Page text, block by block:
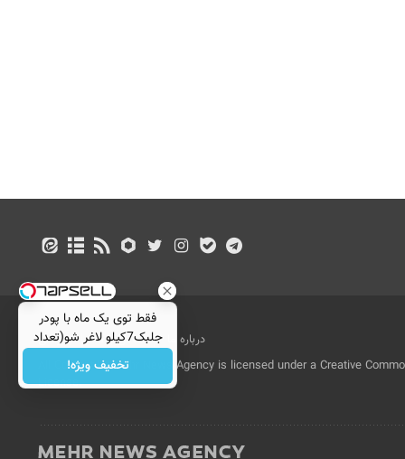
درباره ما تماس با ما
بازرگانی
All Content by Mehr News Agency is licensed under a Creative
License.
فقط توی یک ماه با پودر
جلبک7کیلو لاغر شو(تعداد
محدود)
تخفیف ویژه!